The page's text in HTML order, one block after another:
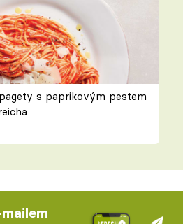
s paprikovým pestem